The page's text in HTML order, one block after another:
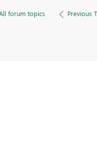
forum topics Previous